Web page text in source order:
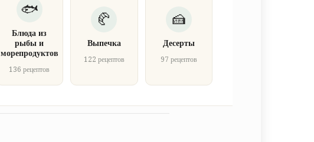
Блюда из
рыбы и
морепродуктов
136 рецептов
Выпечка
122 рецептов
Десерты
97 рецептов